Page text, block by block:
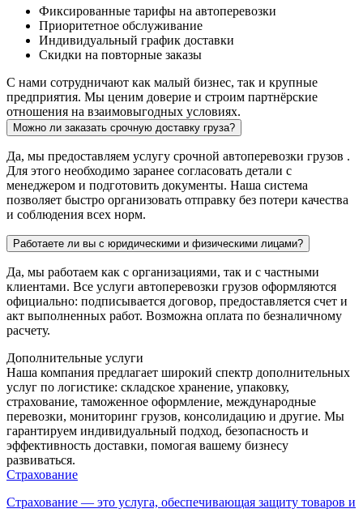
Фиксированные тарифы на автоперевозки
Приоритетное обслуживание
Индивидуальный график доставки
Скидки на повторные заказы
С нами сотрудничают как малый бизнес, так и крупные
предприятия. Мы ценим доверие и строим партнёрские
отношения на взаимовыгодных условиях.
Можно ли заказать срочную доставку груза?
Да, мы предоставляем услугу срочной автоперевозки грузов .
Для этого необходимо заранее согласовать детали с
менеджером и подготовить документы. Наша система
позволяет быстро организовать отправку без потери качества
и соблюдения всех норм.
Работаете ли вы с юридическими и физическими лицами?
Да, мы работаем как с организациями, так и с частными
клиентами. Все услуги автоперевозки грузов оформляются
официально: подписывается договор, предоставляется счет и
акт выполненных работ. Возможна оплата по безналичному
расчету.
Дополнительные услуги
Наша компания предлагает широкий спектр дополнительных
услуг по логистике: складское хранение, упаковку,
страхование, таможенное оформление, международные
перевозки, мониторинг грузов, консолидацию и другие. Мы
гарантируем индивидуальный подход, безопасность и
эффективность доставки, помогая вашему бизнесу
развиваться.
Страхование
Страхование — это услуга, обеспечивающая защиту товаров и